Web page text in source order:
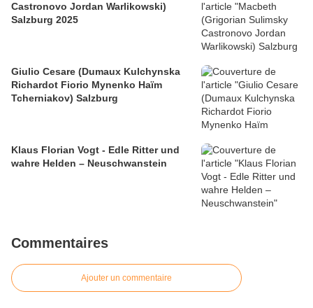
Castronovo Jordan Warlikowski)
Salzburg 2025
Giulio Cesare (Dumaux Kulchynska
Richardot Fiorio Mynenko Haïm
Tcherniakov) Salzburg
Klaus Florian Vogt - Edle Ritter und
wahre Helden – Neuschwanstein
Commentaires
Ajouter un commentaire